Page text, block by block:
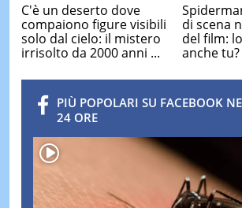
C'è un deserto dove
compaiono figure visibili
solo dal cielo: il mistero
irrisolto da 2000 anni ...
di scena
del film:
anche tu?
PIÙ POPOLARI SU FACEBOOK
24 ORE